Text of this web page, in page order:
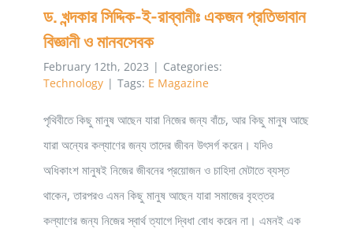
ড. খন্দকার সিদ্দিক-ই-রাব্বানীঃ একজন প্রতিভাবান
বিজ্ঞানী ও মানবসেবক
February 12th, 2023 | Categories:
Technology | Tags: E Magazine
পৃথিবীতে কিছু মানুষ আছেন যারা নিজের জন্য বাঁচে, আর কিছু মানুষ আছে
যারা অন্যের কল্যাণের জন্য তাদের জীবন উৎসর্গ করেন। যদিও
অধিকাংশ মানুষই নিজের জীবনের প্রয়োজন ও চাহিদা মেটাতে ব্যস্ত
থাকেন, তারপরও এমন কিছু মানুষ আছেন যারা সমাজের বৃহত্তর
কল্যাণের জন্য নিজের স্বার্থ ত্যাগে দ্বিধা বোধ করেন না। এমনই এক